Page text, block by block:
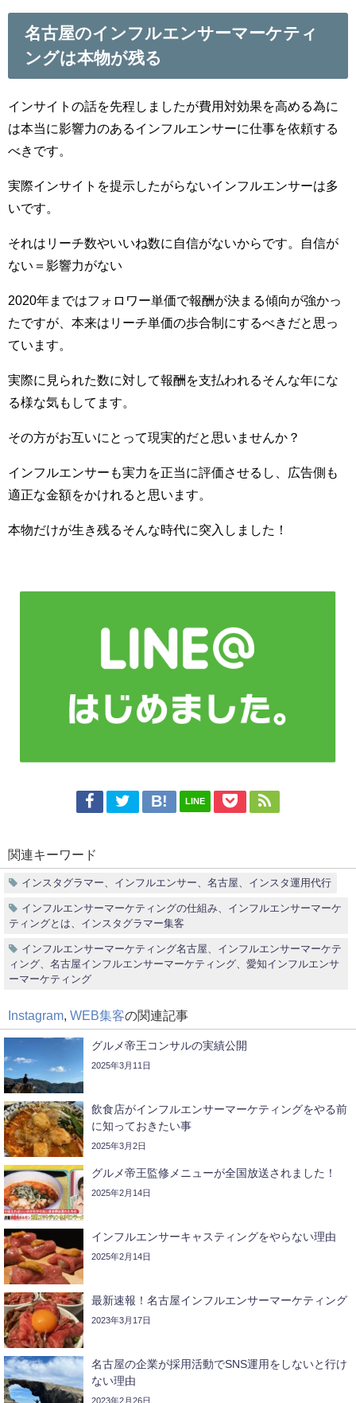
名古屋のインフルエンサーマーケティ
ングは本物が残る
インサイトの話を先程しましたが費用対効果を高める為に
は本当に影響力のあるインフルエンサーに仕事を依頼する
べきです。
実際インサイトを提示したがらないインフルエンサーは多
いです。
それはリーチ数やいいね数に自信がないからです。自信が
ない＝影響力がない
2020年まではフォロワー単価で報酬が決まる傾向が強かっ
たですが、本来はリーチ単価の歩合制にするべきだと思っ
ています。
実際に見られた数に対して報酬を支払われるそんな年にな
る様な気もしてます。
その方がお互いにとって現実的だと思いませんか？
インフルエンサーも実力を正当に評価させるし、広告側も
適正な金額をかけれると思います。
本物だけが生き残るそんな時代に突入しました！
LINE
関連キーワード
インスタグラマー、インフルエンサー、名古屋、インスタ運用代行
インフルエンサーマーケティングの仕組み、インフルエンサーマーケ
ティングとは、インスタグラマー集客
インフルエンサーマーケティング名古屋、インフルエンサーマーケテ
ィング、名古屋インフルエンサーマーケティング、愛知インフルエンサ
ーマーケティング
Instagram WEB集客の関連記事
グルメ帝王コンサルの実績公開
2025年3月11日
飲食店がインフルエンサーマーケティングをやる前
に知っておきたい事
2025年3月2日
グルメ帝王監修メニューが全国放送されました！
2025年2月14日
インフルエンサーキャスティングをやらない理由
2025年2月14日
最新速報！名古屋インフルエンサーマーケティング
2023年3月17日
名古屋の企業が採用活動でSNS運用をしないと行け
ない理由
2023年2月26日